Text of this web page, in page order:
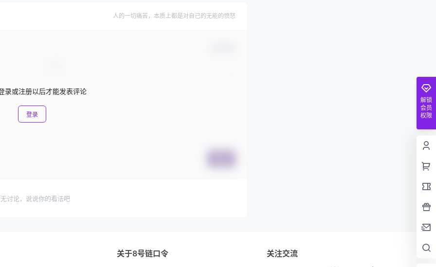
人的一切痛苦，本质上都是对自己的无能的愤怒
录或注册以后才能发表评论
登录
讨论，说说你的看法吧
解锁
会员
权限
关于8号链口令 关注交流